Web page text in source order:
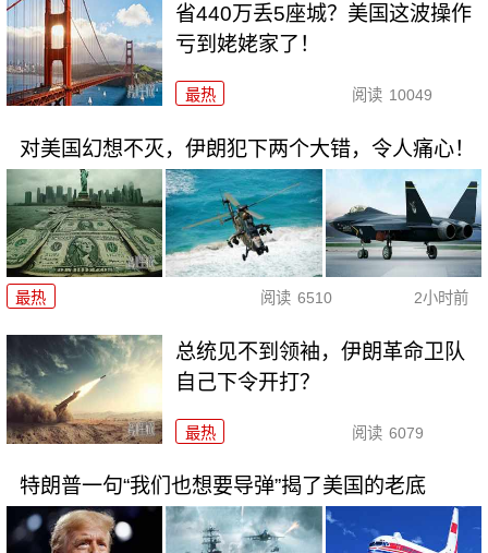
省440万丢5座城？美国这波操作
亏到姥姥家了！
最热 阅读 10049
对美国幻想不灭，伊朗犯下两个大错，令人痛心！
最热 阅读 6510 2小时前
总统见不到领袖，伊朗革命卫队
自己下令开打？
最热 阅读 6079
特朗普一句“我们也想要导弹”揭了美国的老底